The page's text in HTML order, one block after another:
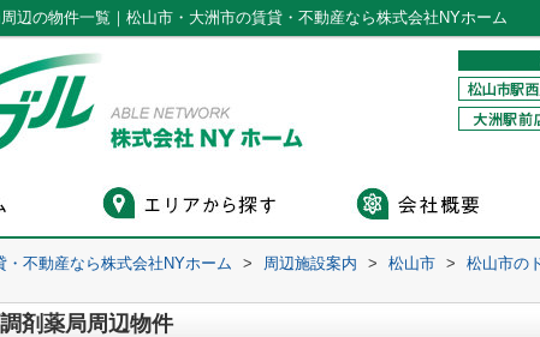
辺の物件一覧｜松山市・大洲市の賃貸・不動産なら株式会社NYホーム
・不動産なら株式会社NYホーム > 周辺施設案内 > 松山市 > 松山市の
剤薬局周辺物件